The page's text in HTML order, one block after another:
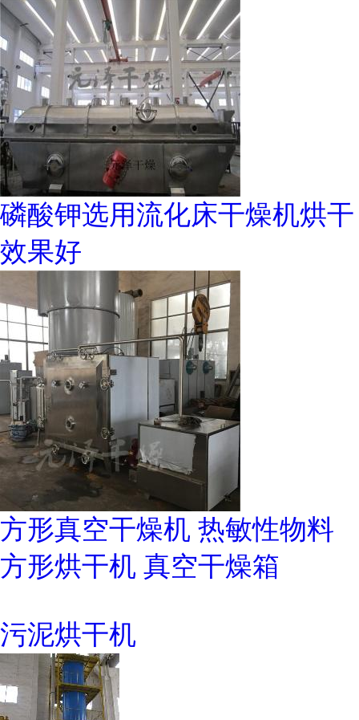
磷酸钾选用流化床干燥机烘干
效果好
方形真空干燥机 热敏性物料
方形烘干机 真空干燥箱
污泥烘干机